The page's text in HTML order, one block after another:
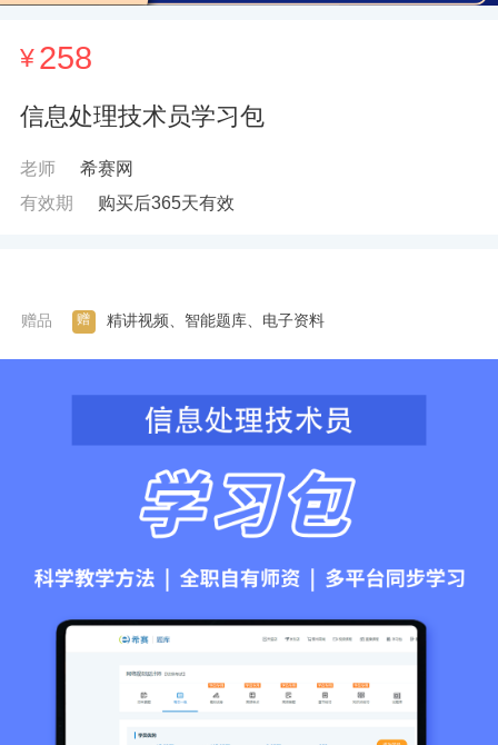
¥258
信息处理技术员学习包
老师
希赛网
有效期
购买后365天有效
赠品 赠 精讲视频、智能题库、电子资料